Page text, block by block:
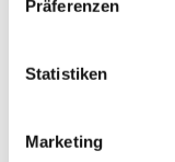
Präferenzen
Statistiken
Marketing